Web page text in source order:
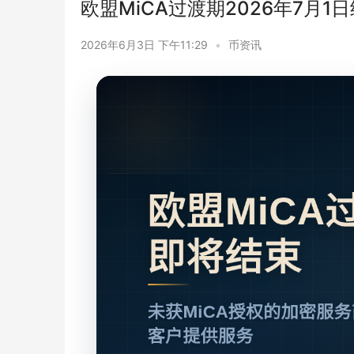
欧盟MiCA过渡期2026年7月1日
2026年6月3日 下午11:29 • 币资讯